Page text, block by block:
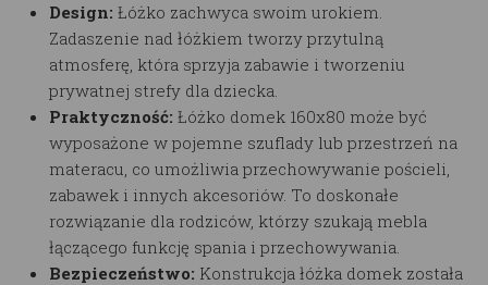
Design: Łóżko zachwyca swoim urokiem.
Zadaszenie nad łóżkiem tworzy przytulną
atmosferę, która sprzyja zabawie i tworzeniu
prywatnej strefy dla dziecka.
Praktyczność: Łóżko domek 160x80 może być
wyposażone w pojemne szuflady lub przestrzeń na
materacu, co umożliwia przechowywanie pościeli,
zabawek i innych akcesoriów. To doskonałe
rozwiązanie dla rodziców, którzy szukają mebla
łączącego funkcję spania i przechowywania.
Bezpieczeństwo: Konstrukcja łóżka domek została